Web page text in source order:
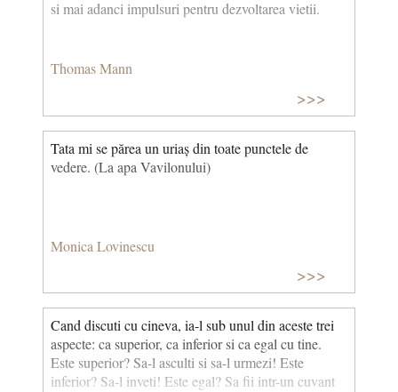
si mai adanci impulsuri pentru dezvoltarea vietii.
Thomas Mann
>>>
Tata mi se părea un uriaș din toate punctele de
vedere. (La apa Vavilonului)
Monica Lovinescu
>>>
Cand discuti cu cineva, ia-l sub unul din aceste trei
aspecte: ca superior, ca inferior si ca egal cu tine.
Este superior? Sa-l asculti si sa-l urmezi! Este
inferior? Sa-l inveti! Este egal? Sa fii intr-un cuvant